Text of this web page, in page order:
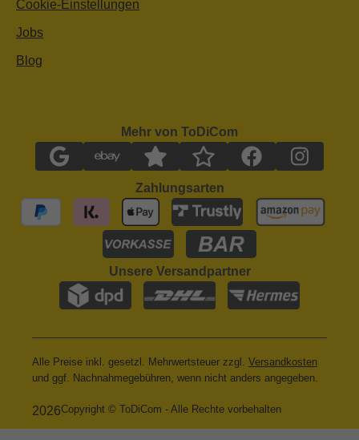
Cookie-Einstellungen
Jobs
Blog
Mehr von ToDiCom
Zahlungsarten
Unsere Versandpartner
Alle Preise inkl. gesetzl. Mehrwertsteuer zzgl. Versandkosten
und ggf. Nachnahmegebühren, wenn nicht anders angegeben.
2026Copyright © ToDiCom - Alle Rechte vorbehalten